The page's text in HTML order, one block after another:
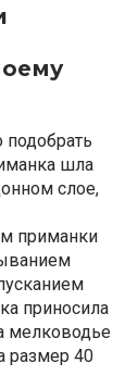
шла
слое,
приманки
приносила
мелководье
размер 40